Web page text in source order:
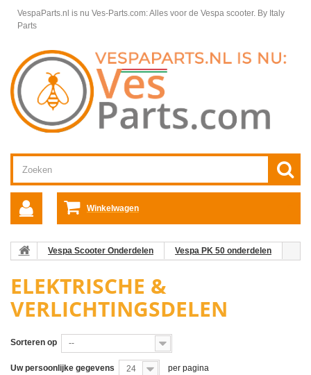
VespaParts.nl is nu Ves-Parts.com: Alles voor de Vespa scooter. By Italy
Parts
Winkelwagen
Vespa Scooter Onderdelen
Vespa PK 50 onderdelen
ELEKTRISCHE &
VERLICHTINGSDELEN
Sorteren op --
Uw persoonlijke gegevens 24 per pagina